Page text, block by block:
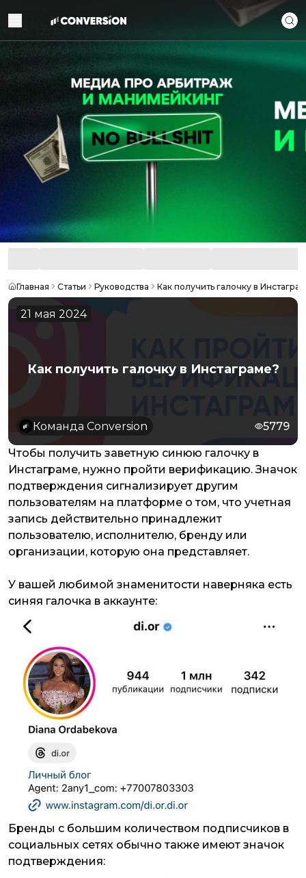
Главная Статьи Руководства Как получить галочку в
21 мая 2024
Как получить галочку в Инстаграме?
Команда Conversion 5779
Чтобы получить заветную синюю галочку в
Инстаграме, нужно пройти верификацию. Значок
подтверждения сигнализирует другим
пользователям на платформе о том, что учетная
запись действительно принадлежит
пользователю, исполнителю, бренду или
организации, которую она представляет.
У вашей любимой знаменитости наверняка есть
синяя галочка в аккаунте:
Бренды с большим количеством подписчиков в
социальных сетях обычно также имеют значок
подтверждения: